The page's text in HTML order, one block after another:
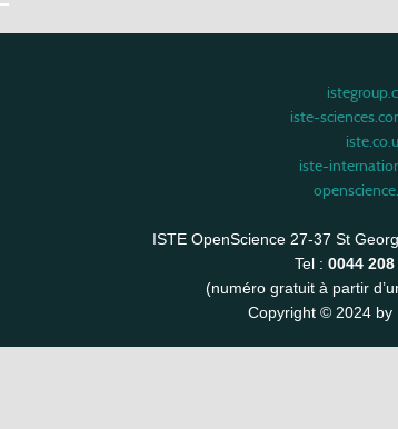
iste-
iste-
ISTE OpenScience 27-37 St
Tel : 0044
(numéro gratuit à partir
Copyright © 2024 by